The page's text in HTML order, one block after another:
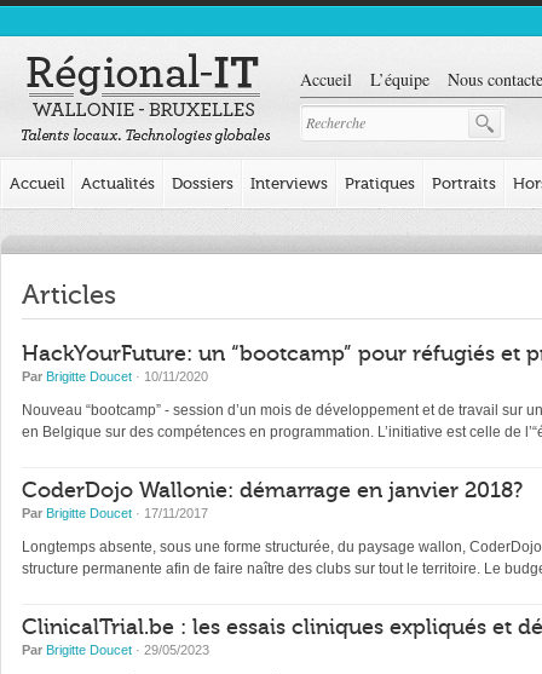
Accueil L’équipe Nous
Accueil Actualités Dossiers Interviews Pratiques Portraits
Articles
HackYourFuture: un “bootcamp” pour réfugiés et
Par Brigitte Doucet · 10/11/2020
Nouveau “bootcamp” - session d’un mois de développement et de travail
en Belgique sur des compétences en programmation. L’initiative est celle de
CoderDojo Wallonie: démarrage en janvier 2018?
Par Brigitte Doucet · 17/11/2017
Longtemps absente, sous une forme structurée, du paysage wallon,
structure permanente afin de faire naître des clubs sur tout le territoire. Le
ClinicalTrial.be : les essais cliniques expliqués et
Par Brigitte Doucet · 29/05/2023